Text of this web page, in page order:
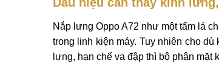
Dịch vụthay kính lưng, nắp lưng
Mobilecity. Sau một thời gian dài sử
nắp kính lưng làm mất đi vẻ thẩm mỹ